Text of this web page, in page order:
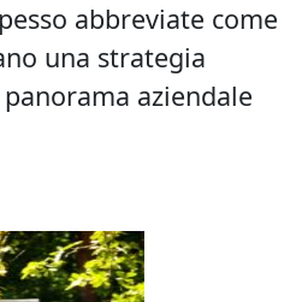
abbreviate come
una strategia
aziendale